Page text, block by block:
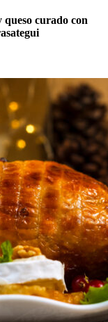
curado con